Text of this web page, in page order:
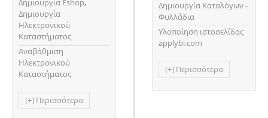
Δημιουργία Eshop,
Δημιουργία
Ηλεκτρονικού
Καταστήματος
Αναβάθμιση
Ηλεκτρονικού
Καταστήματος
[+] Περισσότερα
Δημιουργία Καταλόγων -
Φυλλάδια
Υλοποίηση ιστοσελίδας
applybi.com
[+] Περισσότερα